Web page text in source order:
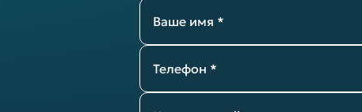
Ваше имя *
Телефон *